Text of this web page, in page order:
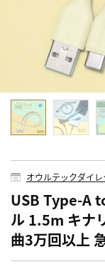
オウルテックダイ
USB Type-A
ル 1.5m キナ
曲3万回以上